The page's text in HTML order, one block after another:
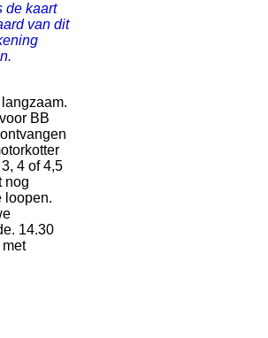
de kaart
van dit
BB
4 of 4,5
nog
loopen.
14.30